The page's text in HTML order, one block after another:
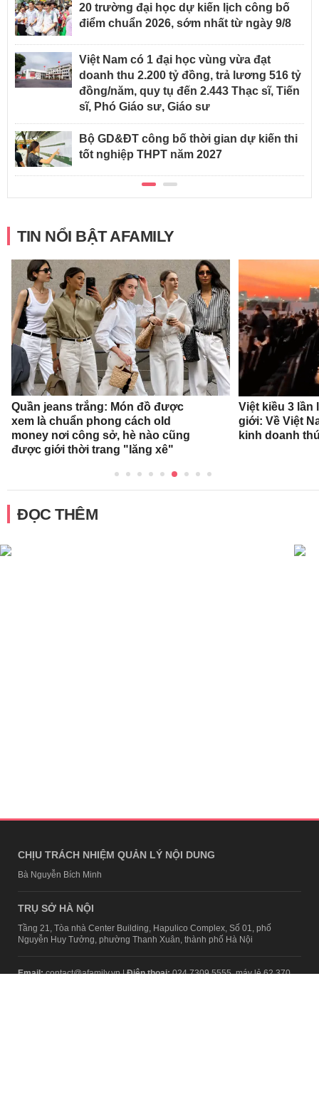
20 trường đại học dự kiến lịch công bố
điểm chuẩn 2026, sớm nhất từ ngày 9/8
Việt Nam có 1 đại học vùng vừa đạt
doanh thu 2.200 tỷ đồng, trả lương 516 tỷ
đồng/năm, quy tụ đến 2.443 Thạc sĩ, Tiến
sĩ, Phó Giáo sư, Giáo sư
Bộ GD&ĐT công bố thời gian dự kiến thi
tốt nghiệp THPT năm 2027
TIN NỔI BẬT AFAMILY
Quần jeans trắng: Món đồ được
xem là chuẩn phong cách old
money nơi công sở, hè nào cũng
được giới thời trang "lăng xê"
Việt kiều 3 lần
giới: Về Việt
kinh doanh
ĐỌC THÊM
CHỊU TRÁCH NHIỆM QUẢN LÝ NỘI DUNG
Bà Nguyễn Bích Minh
TRỤ SỞ HÀ NỘI
Tầng 21, Tòa nhà Center Building, Hapulico Complex, Số 01, phố
Nguyễn Huy Tưởng, phường Thanh Xuân, thành phố Hà Nội
Email:contact@afamily.vn |Điện thoại:024 7309 5555, máy lẻ 62.370